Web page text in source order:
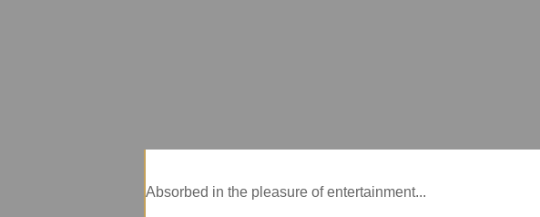
Absorbed in the pleasure of entertainment...